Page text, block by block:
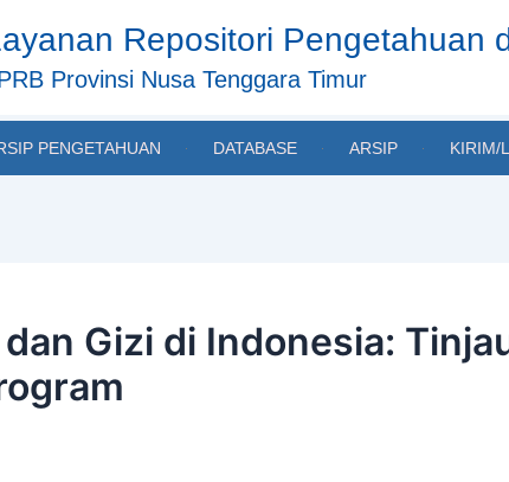
Repositori Pengetahuan
Provinsi Nusa Tenggara Timur
PENGETAHUAN DATABASE ARSIP KIRIM/
Gizi di Indonesia: